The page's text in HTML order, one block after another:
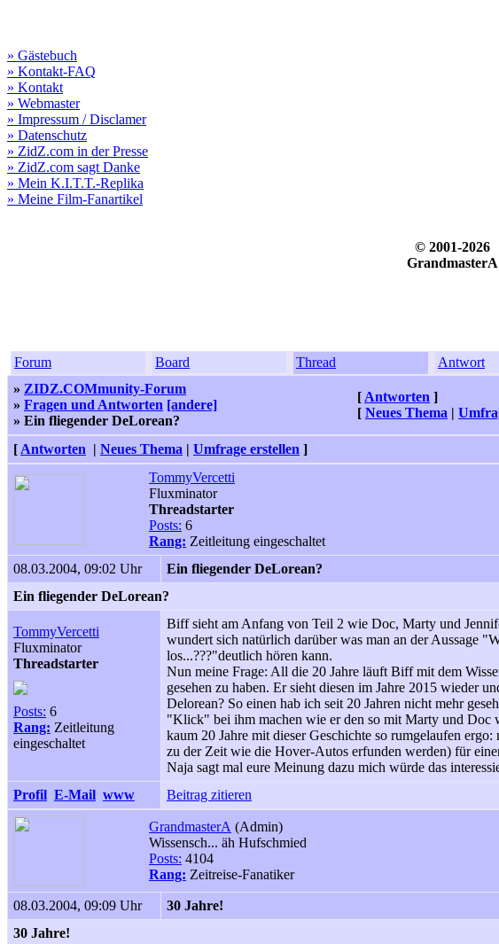
» Gästebuch
» Kontakt-FAQ
» Kontakt
» Webmaster
» Impressum / Disclamer
» Datenschutz
» ZidZ.com in der Presse
» ZidZ.com sagt Danke
» Mein K.I.T.T.-Replika
» Meine Film-Fanartikel
© 2001-2026
GrandmasterA
Forum Board Thread Antwort
» ZIDZ.COMmunity-Forum
» Fragen und Antworten [andere]
» Ein fliegender DeLorean?
[ Antworten ]
[ Neues Thema |
[ Antworten | Neues Thema | Umfrage erstellen ]
TommyVercetti
Fluxminator
Threadstarter
Posts: 6
Rang: Zeitleitung eingeschaltet
08.03.2004, 09:02 Uhr
Ein fliegender DeLorean?
Ein fliegender DeLorean?
TommyVercetti
Fluxminator
Threadstarter
Posts: 6
Rang: Zeitleitung
eingeschaltet
Biff sieht am Anfang von Teil 2 wie Doc, Marty und
wundert sich natürlich darüber was man an der Aussage
los...???"deutlich hören kann.
Nun meine Frage: All die 20 Jahre läuft Biff mit dem
gesehen zu haben. Er sieht diesen im Jahre 2015 wieder
Delorean? So einen hab ich seit 20 Jahren nicht mehr
"Klick" bei ihm machen wie er den so mit Marty und Doc
kaum 20 Jahre mit dieser Geschichte so rumgelaufen
zu der Zeit wie die Hover-Autos erfunden werden) für
Naja sagt mal eure Meinung dazu mich würde das
Profil E-Mail www Beitrag zitieren
GrandmasterA (Admin)
Wissensch... äh Hufschmied
Posts: 4104
Rang: Zeitreise-Fanatiker
08.03.2004, 09:09 Uhr
30 Jahre!
30 Jahre!